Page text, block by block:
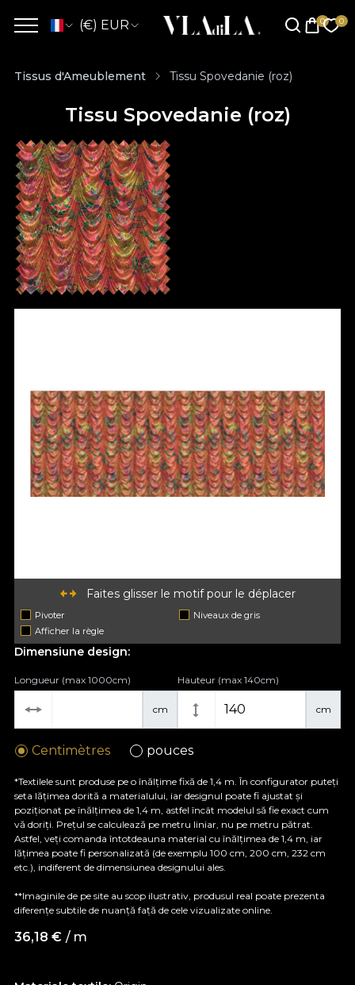
(€) EUR
Tissus d'Ameublement Tissu Spovedanie (roz)
Tissu Spovedanie (roz)
Faites glisser le motif pour le déplacer
Pivoter
Niveaux de gris
Afficher la règle
Dimensiune design:
cm
Longueur (max 1000cm)
cm
Hauteur (max 140cm)
Centimètres pouces
*Textilele sunt produse pe o înălțime fixă de 1,4 m. În configurator puteți
seta lățimea dorită a materialului, iar designul poate fi ajustat și
poziționat pe înălțimea de 1,4 m, astfel încât modelul să fie exact cum
vă doriți. Prețul se calculează pe metru liniar, nu pe metru pătrat.
Astfel, veți comanda întotdeauna material cu înălțimea de 1,4 m, iar
lățimea poate fi personalizată (de exemplu 100 cm, 200 cm, 232 cm
etc.), indiferent de dimensiunea designului ales.
**Imaginile de pe site au scop ilustrativ, produsul real poate prezenta
diferențe subtile de nuanță față de cele vizualizate online.
36,18 € / m